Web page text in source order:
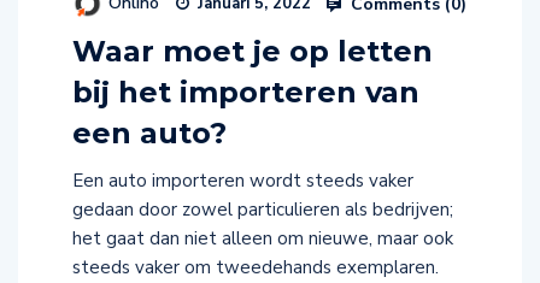
Waar moet je op letten
bij het importeren van
een auto?
Een auto importeren wordt steeds vaker
gedaan door zowel particulieren als bedrijven;
het gaat dan niet alleen om nieuwe, maar ook
steeds vaker om tweedehands exemplaren.